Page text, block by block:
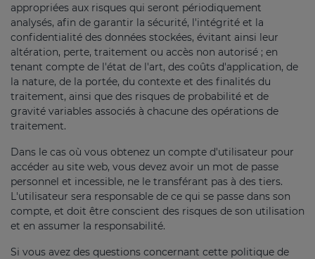
appropriées aux risques qui seront périodiquement
analysés, afin de garantir la sécurité, l'intégrité et la
confidentialité des données stockées, évitant ainsi leur
altération, perte, traitement ou accès non autorisé ; en
tenant compte de l'état de l'art, des coûts d'application, de
la nature, de la portée, du contexte et des finalités du
traitement, ainsi que des risques de probabilité et de
gravité variables associés à chacune des opérations de
traitement.
Dans le cas où vous obtenez un compte d'utilisateur pour
accéder au site web, vous devez avoir un mot de passe
personnel et incessible, ne le transférant pas à des tiers.
L'utilisateur sera responsable de ce qui se passe dans son
compte, et doit être conscient des risques de son utilisation
et en assumer la responsabilité.
Si vous avez des questions concernant cette politique de